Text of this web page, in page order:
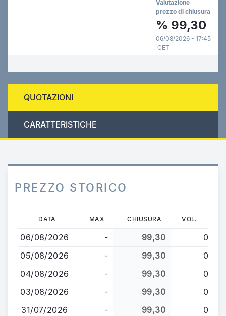
Valutazione
prezzo di chiusura
% 99,30
06/08/2026 - 17:45
CET
QUOTAZIONI
CARATTERISTICHE
PREZZO STORICO
contenuto
principale
DATA MAX CHIUSURA VOL.
06/08/2026 - 99,30
0
05/08/2026
- 99,30
0
04/08/2026
- 99,30
0
03/08/2026
- 99,30
0
31/07/2026
- 99,30 0